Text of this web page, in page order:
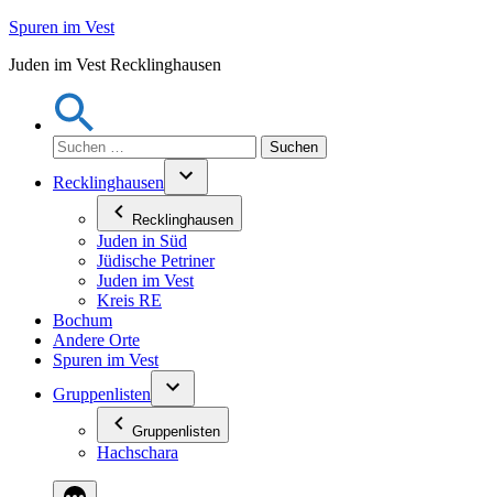
Zum
springen
Spuren im Vest
Juden im Vest Recklinghausen
Suchen
nach:
Recklinghausen
Recklinghausen
Juden in Süd
Jüdische Petriner
Juden im Vest
Kreis RE
Bochum
Andere Orte
Spuren im Vest
Gruppenlisten
Gruppenlisten
Hachschara